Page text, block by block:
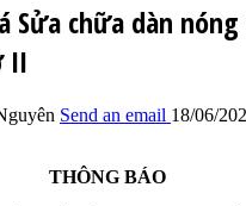
Sửa chữa dàn nóng
II
Send an email 18/06/
THÔNG BÁO